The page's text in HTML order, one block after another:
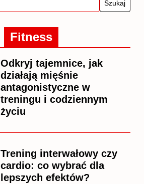
Fitness
Odkryj tajemnice, jak
działają mięśnie
antagonistyczne w
treningu i codziennym
życiu
Trening interwałowy czy
cardio: co wybrać dla
lepszych efektów?